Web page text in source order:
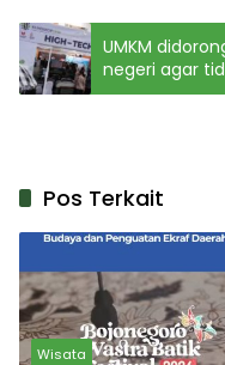
UMKM
negeri agar
Pos Terkait
Wisata